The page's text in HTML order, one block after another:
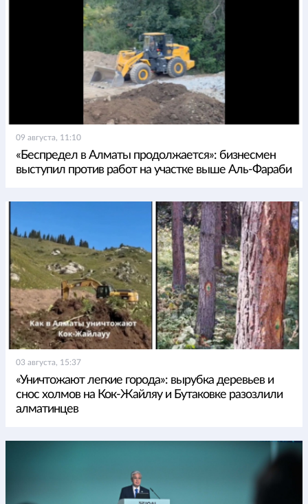
09 августа, 11:10
«Беспредел в Алматы продолжается»: бизнесмен
выступил против работ на участке выше Аль-Фараби
03 августа, 15:37
«Уничтожают легкие города»: вырубка деревьев и
снос холмов на Кок-Жайляу и Бутаковке разозлили
алматинцев